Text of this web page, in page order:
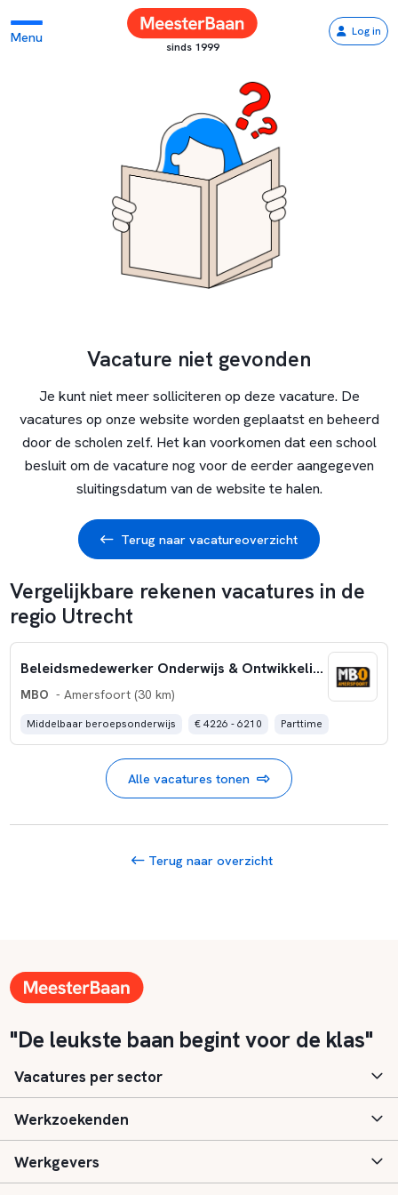
Menu
sinds 1999
Log in
Vacature niet gevonden
Je kunt niet meer solliciteren op deze vacature. De
vacatures op onze website worden geplaatst en beheerd
door de scholen zelf. Het kan voorkomen dat een school
besluit om de vacature nog voor de eerder aangegeven
sluitingsdatum van de website te halen.
Terug naar vacatureoverzicht
Vergelijkbare rekenen vacatures in de
regio Utrecht
Beleidsmedewerker Onderwijs & Ontwikkeling – Taal en rekenen – 32 uur
MBO - Amersfoort (30 km)
Middelbaar beroepsonderwijs € 4226 - 6210 Parttime
Alle vacatures tonen
Terug naar overzicht
"De leukste baan begint voor de klas"
Vacatures per sector
Basisonderwijs
Speciaal (basis) onderwijs
Werkzoekenden
Aanmelden
Werkgevers